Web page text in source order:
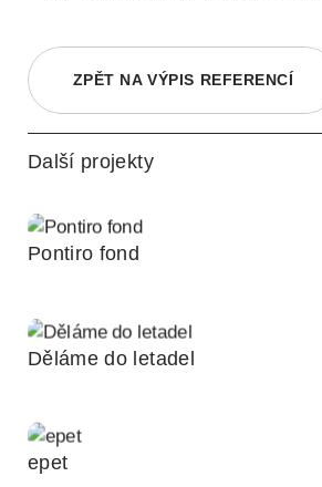
ZPĚT NA VÝPIS REFERENCÍ
Další projekty
Pontiro fond
Děláme do letadel
epet